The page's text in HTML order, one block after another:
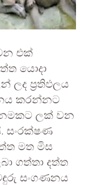
එක්
යොදා
ලද ප්‍රතිඵලය
කරන්නට
ලක් වන
සංරක්ෂණ
මත මිස
ගත්තා දත්ත
සංගණනය